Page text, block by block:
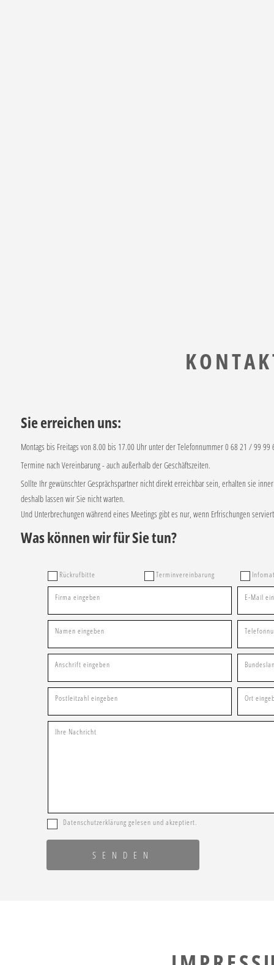
Sie erreichen uns:
Montags bis Freitags von 8.00 bis 17.00 Uhr unter der Telefonnummer 0 68 21 / 99
Termine nach Vereinbarung - auch außerhalb der Geschäftszeiten.
Sollte Ihr gewünschter Gesprächspartner nicht direkt erreichbar sein, erhalten sie
deshalb lassen wir Sie nicht warten.
Und Unterbrechungen während eines Meetings gibt es nur, wenn Erfrischungen
Was können wir für Sie tun?
E-Mail
SENDEN
Ihre Nachricht
Terminvereinbarung
Rückrufbitte
Namen eingeben
Anschrift eingeben
Ort
Postleitzahl eingeben
Firma eingeben
Datenschutzerklärung gelesen und akzeptiert.